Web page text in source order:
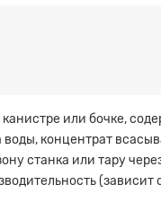
или бочке,
концентрат
станка или тару
(зависит